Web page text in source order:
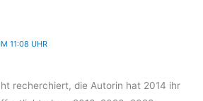
11:08 UHR
recherchiert, die Autorin hat 2014 ihr